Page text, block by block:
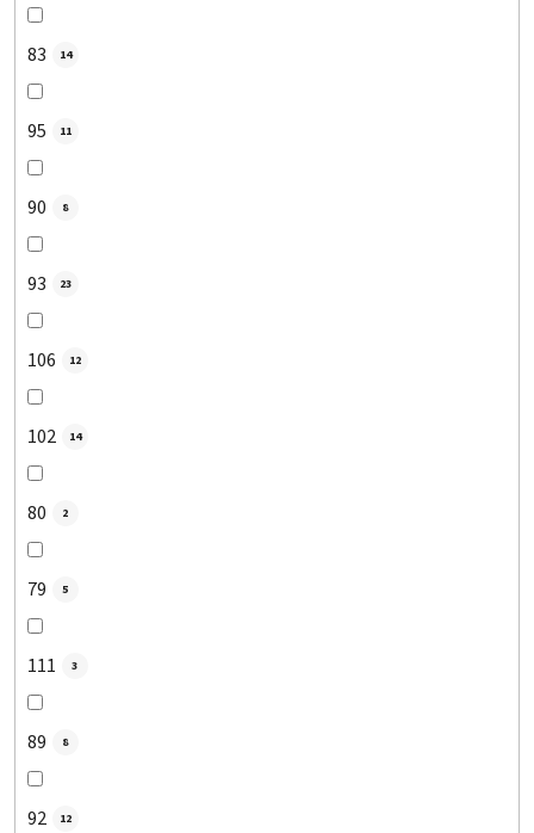
83 14
95 11
90 8
93 23
106 12
102 14
80 2
79 5
111 3
89 8
92 12